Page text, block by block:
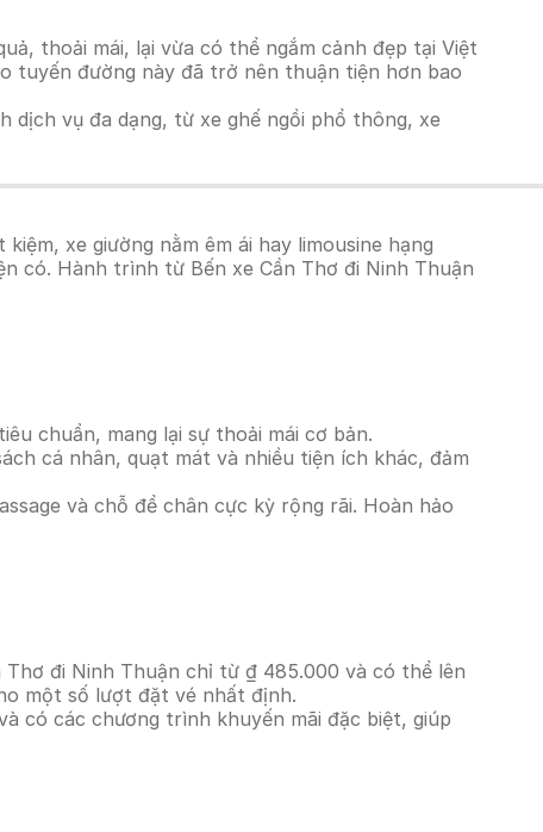
thoải mái, lại vừa có thể ngắm cảnh đẹp tại Việt
tuyến đường này đã trở nên thuận tiện hơn bao
dịch vụ đa dạng, từ xe ghế ngồi phổ thông, xe
xe giường nằm êm ái hay limousine hạng
có. Hành trình từ Bến xe Cần Thơ đi Ninh Thuận
chuẩn, mang lại sự thoải mái cơ bản.
cá nhân, quạt mát và nhiều tiện ích khác, đảm
và chỗ để chân cực kỳ rộng rãi. Hoàn hảo
Thơ đi Ninh Thuận chỉ từ ₫ 485.000 và có thể lên
một số lượt đặt vé nhất định.
có các chương trình khuyến mãi đặc biệt, giúp